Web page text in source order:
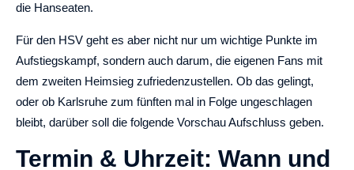
die Hanseaten.
Für den HSV geht es aber nicht nur um wichtige Punkte im
Aufstiegskampf, sondern auch darum, die eigenen Fans mit
dem zweiten Heimsieg zufriedenzustellen. Ob das gelingt,
oder ob Karlsruhe zum fünften mal in Folge ungeschlagen
bleibt, darüber soll die folgende Vorschau Aufschluss geben.
Termin & Uhrzeit: Wann und